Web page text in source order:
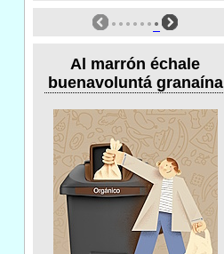
Al marrón échale
buenavoluntá granaína